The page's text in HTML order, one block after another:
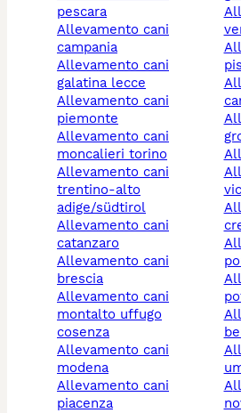
pescara
allevamento cani
campania
allevamento cani
galatina lecce
allevamento cani
piemonte
allevamento cani
moncalieri torino
allevamento cani
trentino-alto
adige/südtirol
allevamento cani
catanzaro
allevamento cani
brescia
allevamento cani
montalto uffugo
cosenza
allevamento cani
modena
allevamento cani
piacenza
allevamento cani
allevamento cani
allevamento cani
allevamento cani
allevamento cani
allevamento cani
allevamento cani
allevamento cani
allevamento cani
allevamento cani
allevamento cani